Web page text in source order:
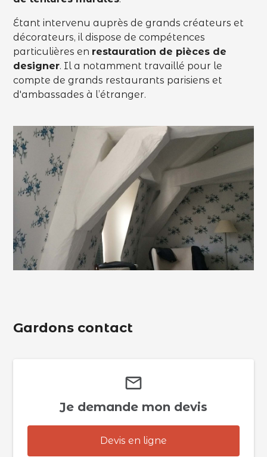
Étant intervenu auprès de grands créateurs et
décorateurs, il dispose de compétences
particulières en restauration de pièces de
designer. Il a notamment travaillé pour le
compte de grands restaurants parisiens et
d'ambassades à l’étranger.
Gardons contact
mail_outline
Je demande mon devis
Devis en ligne